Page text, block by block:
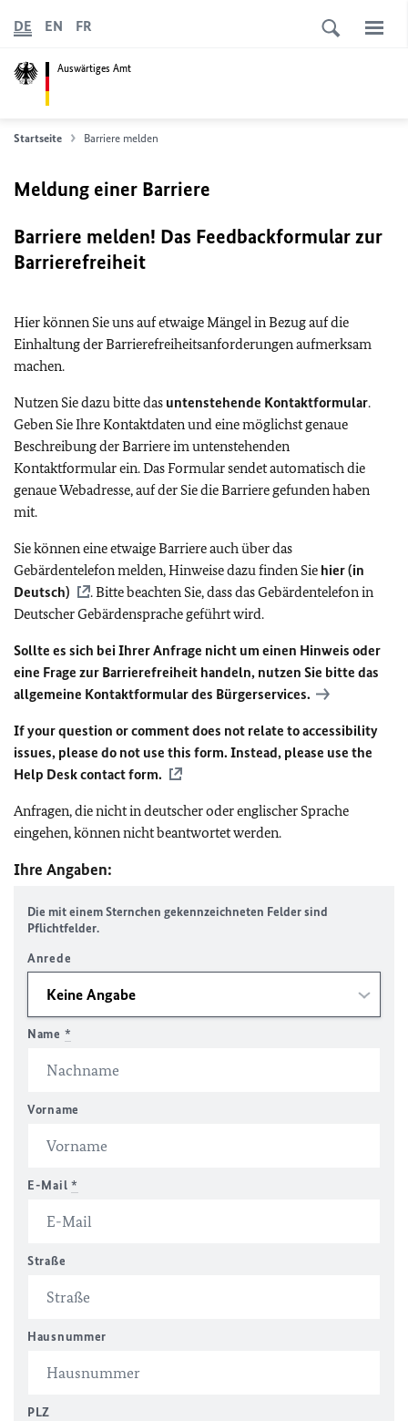
Auswärtiges Amt
DE EN FR
Startseite Barriere melden
Meldung einer Barriere
Barriere melden! Das Feedbackformular zur
Barrierefreiheit
Hier können Sie uns auf etwaige Mängel in Bezug auf die
Einhaltung der Barrierefreiheitsanforderungen aufmerksam
machen.
Nutzen Sie dazu bitte das untenstehende Kontaktformular.
Geben Sie Ihre Kontaktdaten und eine möglichst genaue
Beschreibung der Barriere im untenstehenden
Kontaktformular ein. Das Formular sendet automatisch die
genaue Webadresse, auf der Sie die Barriere gefunden haben
mit.
Sie können eine etwaige Barriere auch über das
Gebärdentelefon melden, Hinweise dazu finden Sie hier (in
Deutsch)
. Bitte beachten Sie, dass das Gebärdentelefon in
Deutscher Gebärdensprache geführt wird.
Sollte es sich bei Ihrer Anfrage nicht um einen Hinweis oder
eine Frage zur Barrierefreiheit handeln, nutzen Sie bitte das
allgemeine Kontaktformular des Bürgerservices.
If your question or comment does not relate to accessibility
issues, please do not use this form. Instead, please use the
Help Desk contact form.
Anfragen, die nicht in deutscher oder englischer Sprache
eingehen, können nicht beantwortet werden.
Ihre Angaben:
Die mit einem Sternchen gekennzeichneten Felder sind
Pflichtfelder.
Anrede
Name *
Vorname
E-Mail *
Straße
Hausnummer
PLZ